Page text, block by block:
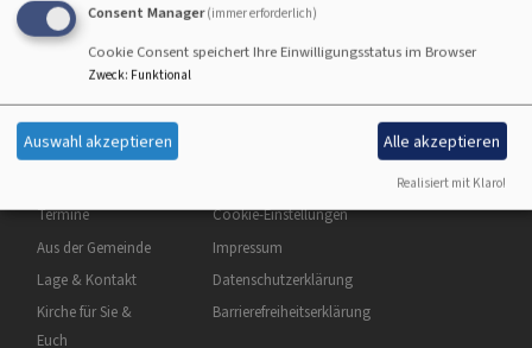
Termine
Aus der Gemeinde
Lage & Kontakt
Kirche für Sie &
Euch
Cookie-Einstellungen
Impressum
Datenschutzerklärung
Barrierefreiheitserklärung
Benutzermenü
Anmelden
Consent Manager (immer erforderlich)
Cookie Consent speichert Ihre Einwilligungsstatus im Browser
Zweck: Funktional
Auswahl akzeptieren Alle akzeptieren
Realisiert mit Klaro!